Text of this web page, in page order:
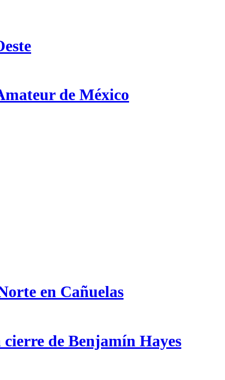
de México
en Cañuelas
de Benjamín Hayes